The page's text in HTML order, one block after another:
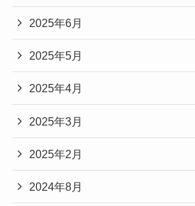
2025年6月
2025年5月
2025年4月
2025年3月
2025年2月
2024年8月